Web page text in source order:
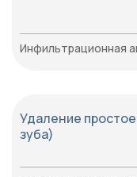
Инфильтрационная
Удаление
зуба)